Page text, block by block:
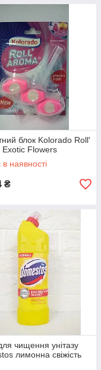
блок Kolorado Roll'
Exotic Flowers
наявності
₴
чищення унітазу
лимонна свіжість